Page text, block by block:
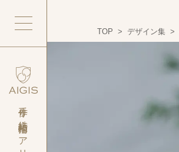
手作り結婚指輪・
TOP > デザイン集 >